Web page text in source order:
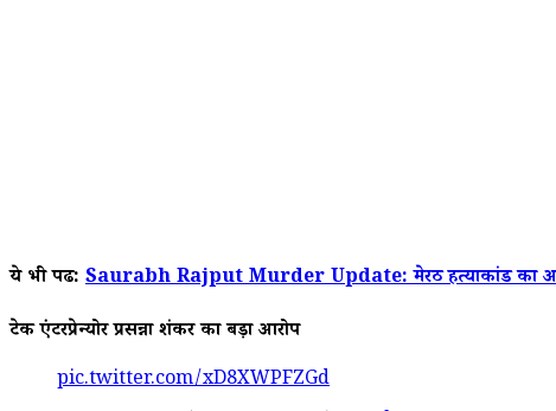
ये भी पढें: Saurabh Rajput Murder Update: मेरठ हत्याकांड का
टेक एंटरप्रेन्योर प्रसन्ना शंकर का बड़ा आरोप
pic.twitter.com/xD8XWPFZGd